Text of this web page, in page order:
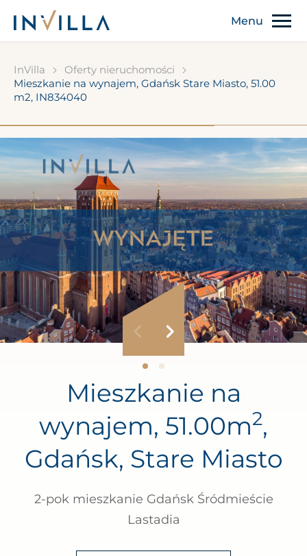
InVilla
Oferty nieruchomości
Mieszkanie na wynajem, Gdańsk Stare Miasto, 51.00
m2, IN834040
Mieszkanie na
wynajem, 51.00m2,
Gdańsk, Stare Miasto
2-pok mieszkanie Gdańsk Śródmieście
Lastadia